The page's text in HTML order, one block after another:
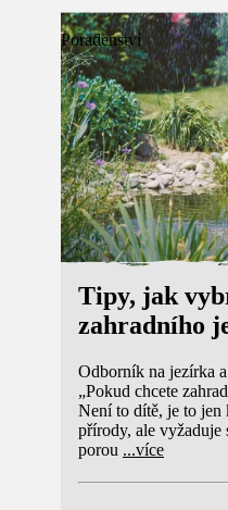
Poradenství
Tipy, jak
zahradního
Odborník na jezírka
„Pokud chcete
Není to dítě, je to jen
přírody, ale vyžaduje
porou ...více